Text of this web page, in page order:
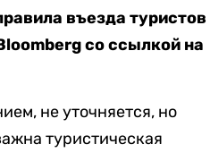
въезда туристов
со ссылкой на
не уточняется, но
туристическая